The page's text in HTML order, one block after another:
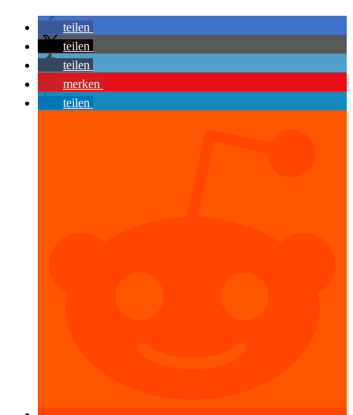
teilen
teilen
teilen
merken
teilen